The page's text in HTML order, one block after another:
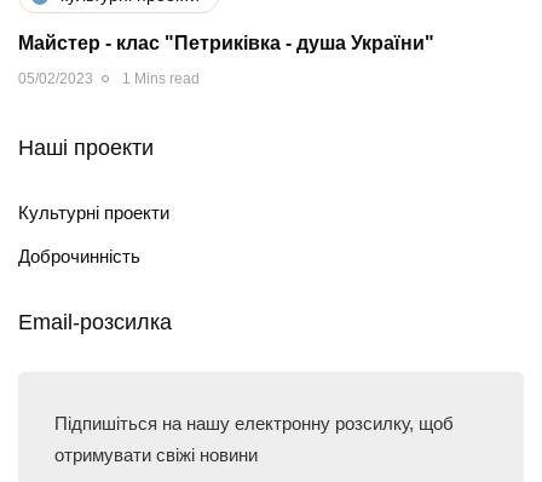
Майстер - клас "Петриківка - душа України"
05/02/2023 1 Mins read
Наші проекти
Культурні проекти
Доброчинність
Email-розсилка
Підпишіться на нашу електронну розсилку, щоб
отримувати свіжі новини